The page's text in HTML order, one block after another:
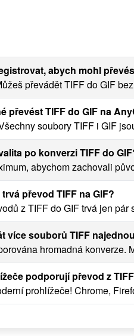
abych mohl
převádět TIFF do GIF
převést TIFF do GIF na
soubory TIFF i GIF
po konverzi TIFF do
abychom zachovali
převod TIFF na GIF?
z TIFF do GIF trvá jen pár
více souborů TIFF
hromadná konverze.
podporují převod z
prohlížeče! Chrome,